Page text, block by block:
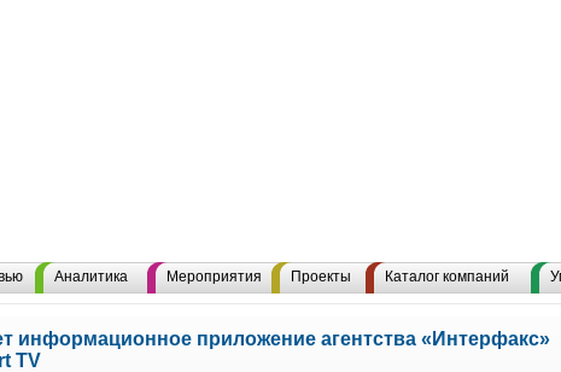
Аналитика Мероприятия Проекты Каталог компаний
информационное приложение агентства «Интерфакс»
TV